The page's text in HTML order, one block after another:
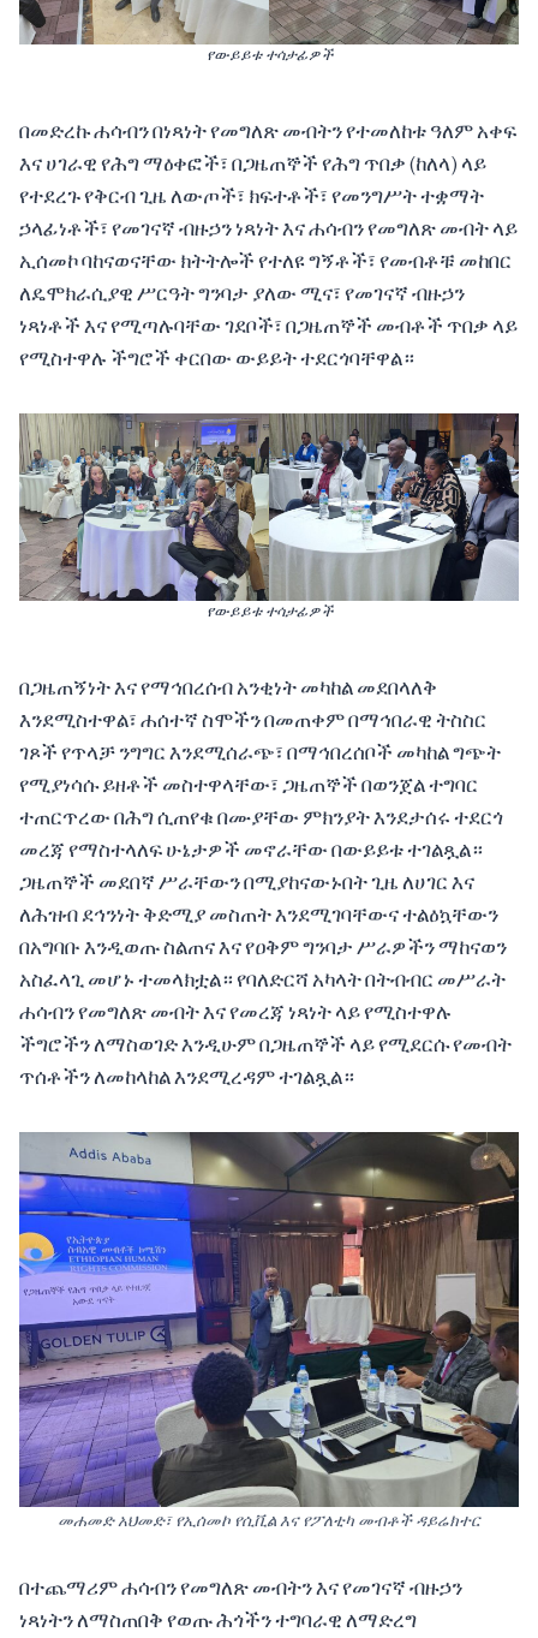
የውይይቱ ተሳታፊዎች
በመድረኩ ሐሳብን በነጻነት የመግለጽ መብትን የተመለከቱ ዓለም አቀፍ
እና ሀገራዊ የሕግ ማዕቀፎች፣ በጋዜጠኞች የሕግ ጥበቃ (ከለላ) ላይ
የተደረጉ የቅርብ ጊዜ ለውጦች፣ ክፍተቶች፣ የመንግሥት ተቋማት
ኃላፊነቶች፣ የመገናኛ ብዙኃን ነጻነት እና ሐሳብን የመግለጽ መብት ላይ
ኢሰመኮ ባከናወናቸው ክትትሎች የተለዩ ግኝቶች፣ የመብቶቹ መከበር
ለዴሞክራሲያዊ ሥርዓት ግንባታ ያለው ሚና፣ የመገናኛ ብዙኃን
ነጻነቶች እና የሚጣሉባቸው ገደቦች፣ በጋዜጠኞች መብቶች ጥበቃ ላይ
የሚስተዋሉ ችግሮች ቀርበው ውይይት ተደርጎባቸዋል።
የውይይቱ ተሳታፊዎች
በጋዜጠኝነት እና የማኅበረሰብ አንቂነት መካከል መደበላለቅ
እንደሚስተዋል፣ ሐሰተኛ ስሞችን በመጠቀም በማኅበራዊ ትስስር
ገጾች የጥላቻ ንግግር እንደሚሰራጭ፣ በማኅበረሰቦች መካከል ግጭት
የሚያነሳሱ ይዘቶች መስተዋላቸው፣ ጋዜጠኞች በወንጀል ተግባር
ተጠርጥረው በሕግ ሲጠየቁ በሙያቸው ምክንያት እንደታሰሩ ተደርጎ
መረጃ የማስተላለፍ ሁኔታዎች መኖራቸው በውይይቱ ተገልጿል።
ጋዜጠኞች መደበኛ ሥራቸውን በሚያከናውኑበት ጊዜ ለሀገር እና
ለሕዝብ ደኅንነት ቅድሚያ መስጠት እንደሚገባቸውና ተልዕኳቸውን
በአግባቡ እንዲወጡ ስልጠና እና የዐቅም ግንባታ ሥራዎችን ማከናወን
አስፈላጊ መሆኑ ተመላክቷል። የባለድርሻ አካላት በትብብር መሥራት
ሐሳብን የመግለጽ መብት እና የመረጃ ነጻነት ላይ የሚስተዋሉ
ችግሮችን ለማስወገድ እንዲሁም በጋዜጠኞች ላይ የሚደርሱ የመብት
ጥሰቶችን ለመከላከል እንደሚረዳም ተገልጿል።
መሐመድ አህመድ፣ የኢሰመኮ የሲቪል እና የፖለቲካ መብቶች ዳይሬክተር
በተጨማሪም ሐሳብን የመግለጽ መብትን እና የመገናኛ ብዙኃን
ነጻነትን ለማስጠበቅ የወጡ ሕጎችን ተግባራዊ ለማድረግ